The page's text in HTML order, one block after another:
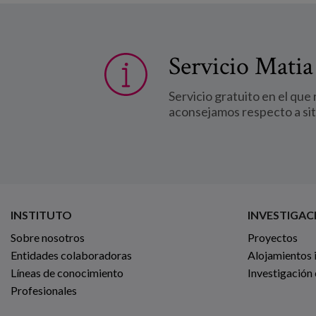
Servicio
Servicio gratuito en el que
aconsejamos respecto a
INSTITUTO
Sobre nosotros
Entidades colaboradoras
Líneas de conocimiento
Profesionales
Proyectos
Alojamientos